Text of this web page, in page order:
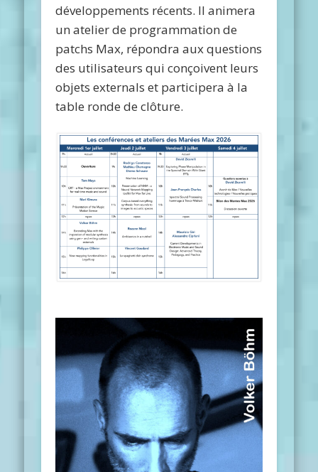
développements récents. Il animera
un atelier de programmation de
patchs Max, répondra aux questions
des utilisateurs qui conçoivent leurs
objets externals et participera à la
table ronde de clôture.